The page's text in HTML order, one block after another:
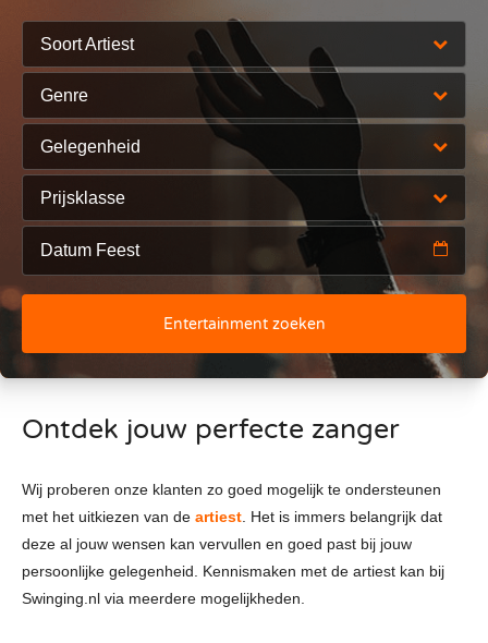
Ontdek jouw perfecte zanger
Wij proberen onze klanten zo goed mogelijk te ondersteunen
met het uitkiezen van de artiest . Het is immers belangrijk dat
deze al jouw wensen kan vervullen en goed past bij jouw
persoonlijke gelegenheid. Kennismaken met de artiest kan bij
Swinging.nl via meerdere mogelijkheden.
Soort Artiest
Genre
Gelegenheid
Prijsklasse
Entertainment zoeken